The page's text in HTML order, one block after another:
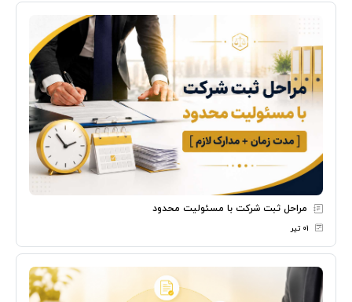
مراحل ثبت شرکت با مسئولیت محدود
۰۱ تیر